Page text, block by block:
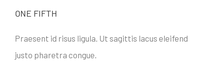
ONE FIFTH
Praesent id risus ligula. Ut sagittis lacus eleifend
justo pharetra congue.